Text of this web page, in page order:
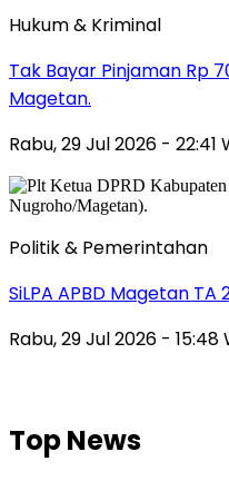
Hukum & Kriminal
Tak Bayar Pinjaman Rp
Magetan.
Rabu, 29 Jul 2026 - 22:41
Politik & Pemerintahan
SiLPA APBD Magetan
Rabu, 29 Jul 2026 - 15:48
Top News